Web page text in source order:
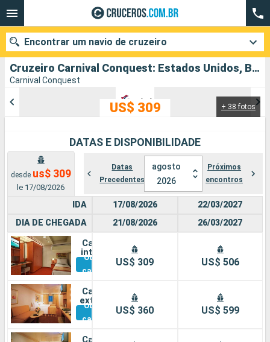
Cruzeiro Carnival Conquest: Estados Unidos, Bahamas partindo de Miami
Carnival Conquest
+ 38 fotos
US$ 309
DATAS E DISPONIBILIDADE
desde us$ 309
le 17/08/2026
Datas
Precedentes
agosto
2026
Próximos
encontros
IDA
DIA DE CHEGADA
Cabine
interna
Outras
cabines
Cabine
externa
Outras
cabines
Cabine
17/08/2026
21/08/2026
US$ 309
US$ 360
22/03/2027
26/03/2027
US$ 506
US$ 599
Encontrar um navio de cruzeiro
Cidades Companhias
Pesquisar